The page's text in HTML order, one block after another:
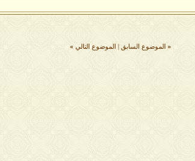
« الموضوع السابق الموضوع التالي »